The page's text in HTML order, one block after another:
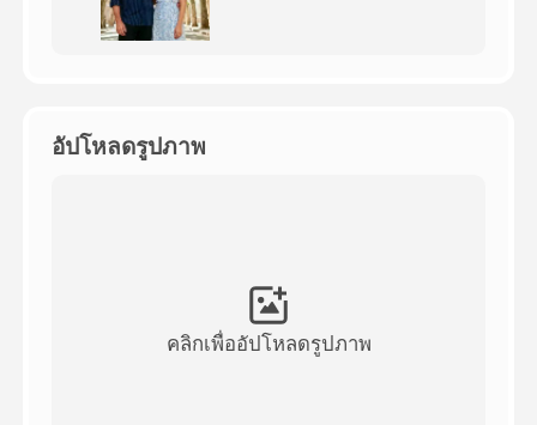
เครื่องมืออื่น ๆ
อัปโหลดรูปภาพ
คลิกเพื่ออัปโหลดรูปภาพ